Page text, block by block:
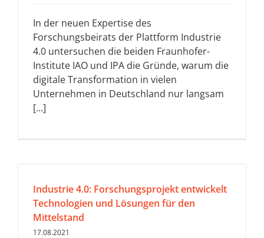
In der neuen Expertise des
Forschungsbeirats der Plattform Industrie
4.0 untersuchen die beiden Fraunhofer-
Institute IAO und IPA die Gründe, warum die
digitale Transformation in vielen
Unternehmen in Deutschland nur langsam
[...]
Industrie 4.0: Forschungsprojekt entwickelt
Technologien und Lösungen für den
Mittelstand
17.08.2021